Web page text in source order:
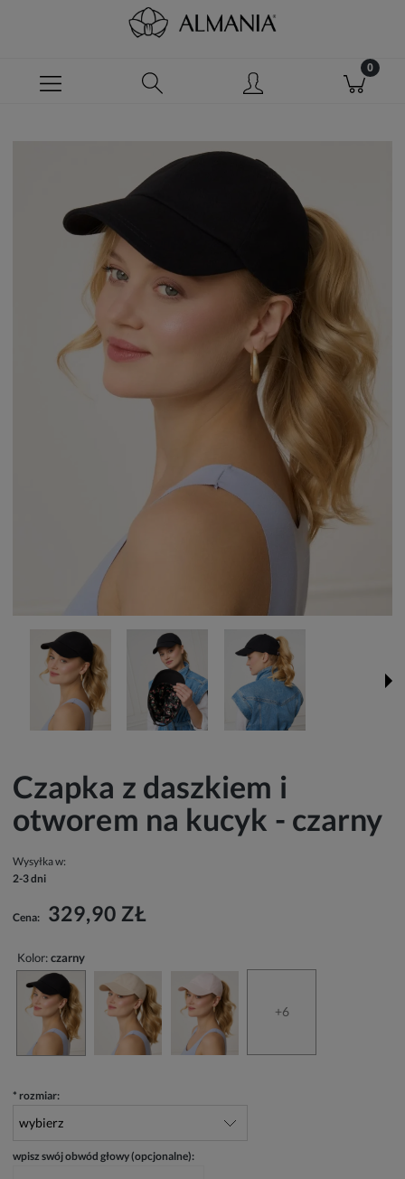
Czapka z daszkiem i
otworem na kucyk - czarny
Wysyłka w:
2-3 dni
Cena: 329,90 ZŁ
Kolor:czarny
+6
* rozmiar:
wpisz swój obwód głowy (opcjonalne):